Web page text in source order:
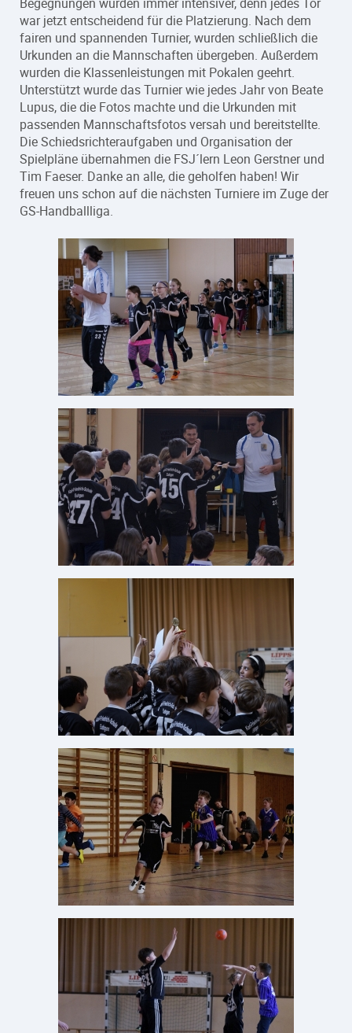
war jetzt entscheidend für die Platzierung. Nach dem
fairen und spannenden Turnier, wurden schließlich die
Urkunden an die Mannschaften übergeben. Außerdem
wurden die Klassenleistungen mit Pokalen geehrt.
Unterstützt wurde das Turnier wie jedes Jahr von Beate
Lupus, die die Fotos machte und die Urkunden mit
passenden Mannschaftsfotos versah und bereitstellte.
Die Schiedsrichteraufgaben und Organisation der
Spielpläne übernahmen die FSJ´lern Leon Gerstner und
Tim Faeser. Danke an alle, die geholfen haben! Wir
freuen uns schon auf die nächsten Turniere im Zuge der
GS-Handballliga.